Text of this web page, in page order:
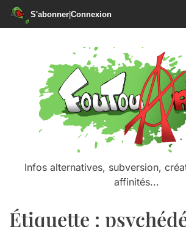
S'abonner|Connexion
Infos alternatives, subversion,
affinités...
Étiquette :